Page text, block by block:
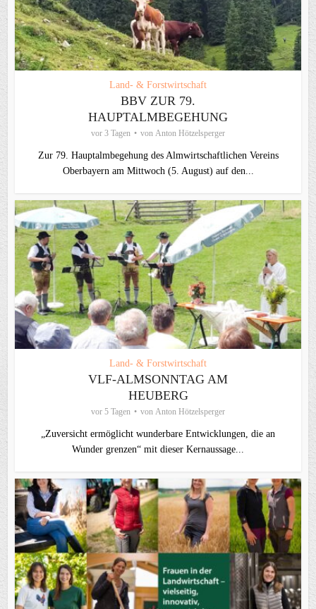
Land- & Forstwirtschaft
BBV ZUR 79.
HAUPTALMBEGEHUNG
vor 3 Tagen von Anton Hötzelsperger
Zur 79. Hauptalmbegehung des Almwirtschaftlichen Vereins
Oberbayern am Mittwoch (5. August) auf den...
Land- & Forstwirtschaft
VLF-ALMSONNTAG AM
HEUBERG
vor 5 Tagen von Anton Hötzelsperger
„Zuversicht ermöglicht wunderbare Entwicklungen, die an
Wunder grenzen“ mit dieser Kernaussage...